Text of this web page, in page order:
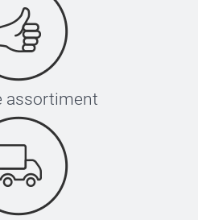
assortiment